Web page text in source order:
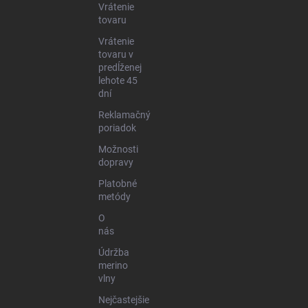
Vrátenie
tovaru
Vrátenie
tovaru v
predĺženej
lehote 45
dní
Reklamačný
poriadok
Možnosti
dopravy
Platobné
metódy
O
nás
Údržba
merino
vlny
Nejčastejšie